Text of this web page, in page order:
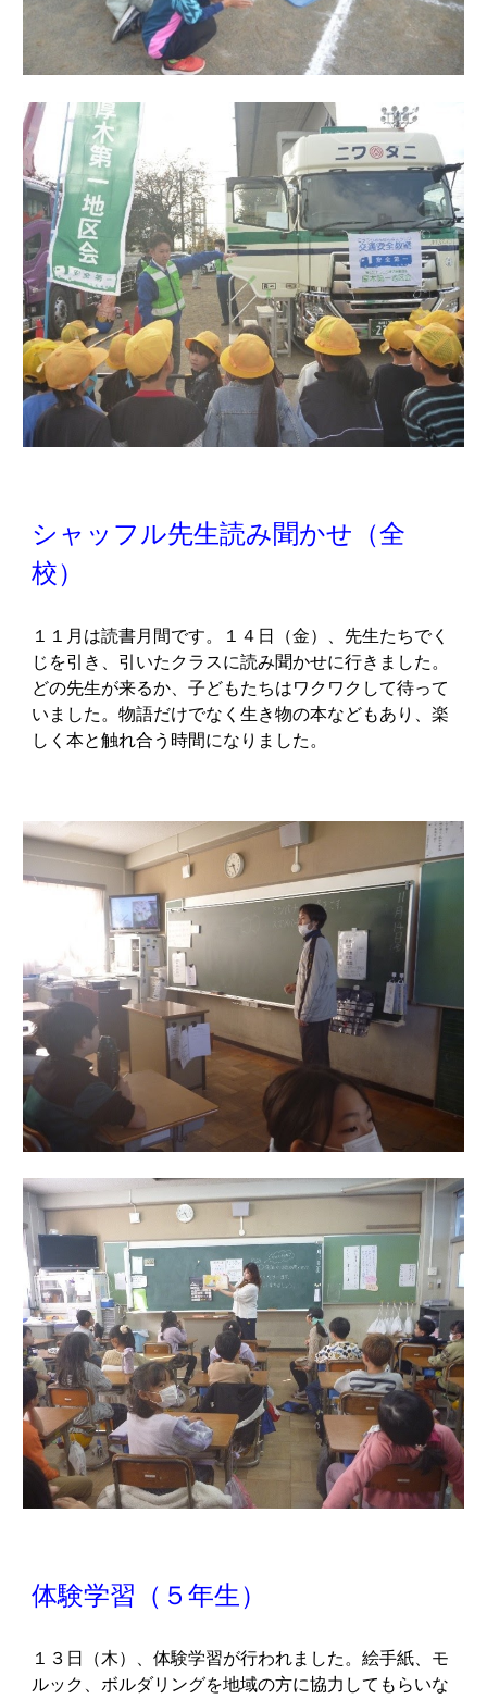
シャッフル先生読み聞かせ（全
校）
１１月は読書月間です。１４日（金）、先生たちでく
じを引き、引いたクラスに読み聞かせに行きました。
どの先生が来るか、子どもたちはワクワクして待って
いました。物語だけでなく生き物の本などもあり、楽
しく本と触れ合う時間になりました。
体験学習（５年生）
１３ 日（木）、体験学習が行われました。絵手紙、モ
ルック、ボルダリングを地域の方に協力してもらいな